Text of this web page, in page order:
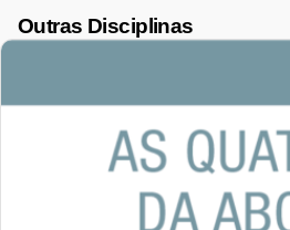
Outras Disciplinas